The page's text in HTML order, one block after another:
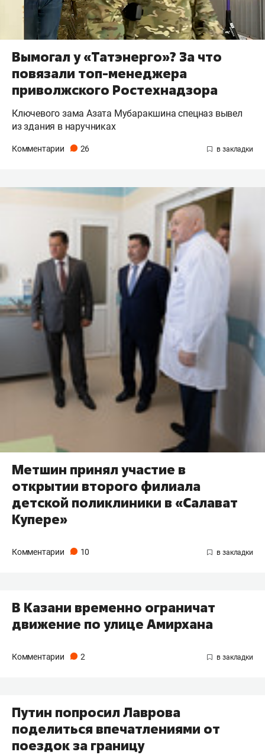
Вымогал у «Татэнерго»? За что
повязали топ-менеджера
приволжского Ростехнадзора
Ключевого зама Азата Мубаракшина спецназ вывел
из здания в наручниках
Комментарии 26
Метшин принял участие в
открытии второго филиала
детской поликлиники в «Салават
Купере»
Комментарии 10
В Казани временно ограничат
движение по улице Амирхана
Комментарии 2
Путин попросил Лаврова
поделиться впечатлениями от
поездок за границу